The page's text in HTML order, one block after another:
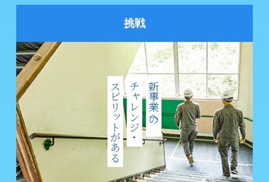
挑戦
新事業への
チャレンジ・
スピリットがある